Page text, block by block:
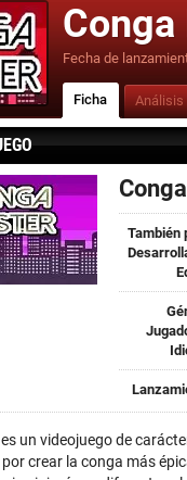
Fecha de
Ficha Análisis
También
un videojuego de
crear la conga más